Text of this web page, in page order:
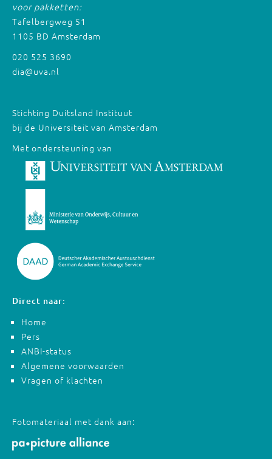
voor pakketten:
Tafelbergweg 51
1105 BD Amsterdam
020 525 3690
dia@uva.nl
Stichting Duitsland Instituut
bij de Universiteit van Amsterdam
Met ondersteuning van
Direct naar:
Home
Pers
ANBI-status
Algemene voorwaarden
Vragen of klachten
Fotomateriaal met dank aan: